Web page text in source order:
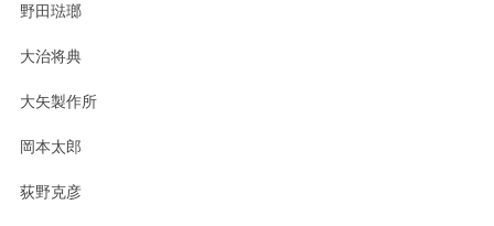
野田琺瑯
大治将典
大矢製作所
岡本太郎
荻野克彦